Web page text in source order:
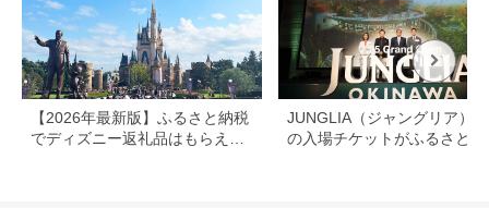
【2026年最新版】ふるさと納税
でディズニー返礼品はもらえ
JUNGLIA（ジャングリア）
の入場チケットがふるさと納